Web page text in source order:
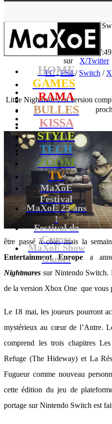
HOME
GAMES
RAMA
BULLES
KISSA
STYLE
TECH
ZOOM
TV
MaXoE
Festival
MaXoE 25 ans
!
Festival de
Cannes
MaXoE Show
Games
complète arrivera sur
- 12.03.18, 17:49
sur
X/Twitter
PC/PS4/ Switch /
Little Nightmares en version
être passé à côté, mais la
Entertainment Europe a
Nightmares sur Nintendo Switch.
de la version Xbox One que vous
Le 18 mai, les joueurs pourront
mystérieux au cœur de l’Antre.
comprend les trois chapitres
Refuge (The Hideway) et La
Fugueur comme nouveau
cette édition du jeu de
portage sur Nintendo Switch est